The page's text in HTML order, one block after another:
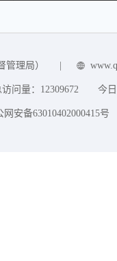
理局）
问量： 12309672 今
网安备63010402000415号